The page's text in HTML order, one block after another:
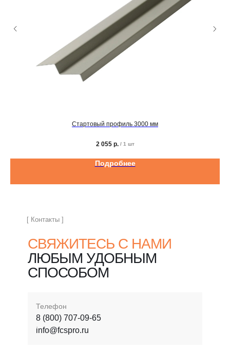
Стартовый профиль 3000 мм
2 055 р. / 1 шт
Подробнее
Телефон
8 (800) 707-09-65
info@fcspro.ru
СВЯЖИТЕСЬ С НАМИ
ЛЮБЫМ УДОБНЫМ
СПОСОБОМ
[ Контакты ]